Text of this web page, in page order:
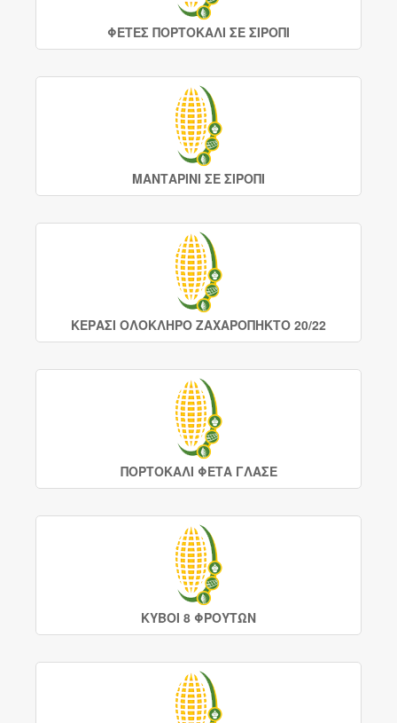
ΦΕΤΕΣ ΠΟΡΤΟΚΑΛΙ ΣΕ ΣΙΡΟΠΙ
ΜΑΝΤΑΡΙΝΙ ΣΕ ΣΙΡOΠΙ
ΚΕΡΑΣΙ ΟΛΟΚΛΗΡΟ ΖΑΧΑΡΟΠΗΚΤΟ 20/22
ΠΟΡΤΟΚΑΛΙ ΦΕΤΑ ΓΛΑΣΕ
ΚΥΒΟΙ 8 ΦΡΟΥΤΩΝ